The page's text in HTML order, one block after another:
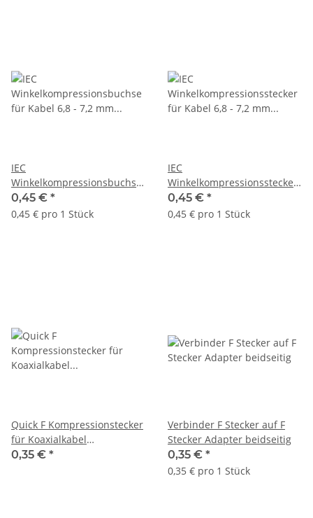
IEC
Winkelkompressionsbuchse
für Kabel 6,8 - 7,2 mm
vernickelt
0,45 € *
0,45 € pro 1 Stück
IEC
Winkelkompressionsstecker
für Kabel 6,8 - 7,2 mm
vernickelt
0,45 € *
0,45 € pro 1 Stück
Quick F Kompressionstecker
für Koaxialkabel
Satellitenkabel Ø 6,8 - 7,4
0,35 € *
Verbinder F Stecker auf F
Stecker Adapter beidseitig
0,35 € *
0,35 € pro 1 Stück